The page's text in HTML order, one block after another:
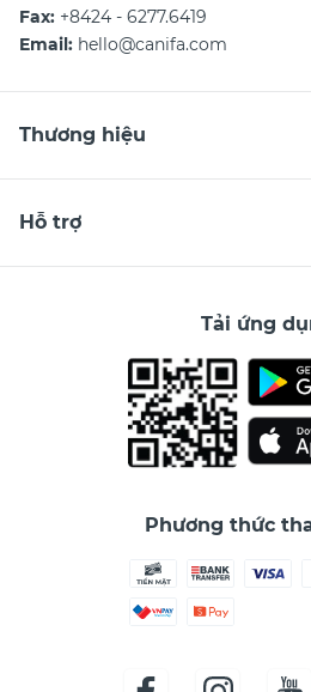
Fax: +8424 - 6277.6419
Email: hello@canifa.com
Thương hiệu
Hỗ trợ
Tải ứng
Phương thức